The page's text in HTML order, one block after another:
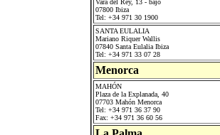
Vara del Rey, 13 - bajo
07800 Ibiza
Tel: +34 971 30 1900
SANTA EULALIA
Mariano Riquer Wallis
07840 Santa Eulalia Ibiza
Tel: +34 971 33 07 28
Menorca
MAHÓN
Plaza de la Explanada, 40
07703 Mahón Menorca
Tel: +34 971 36 37 90
Fax: +34 971 36 60 56